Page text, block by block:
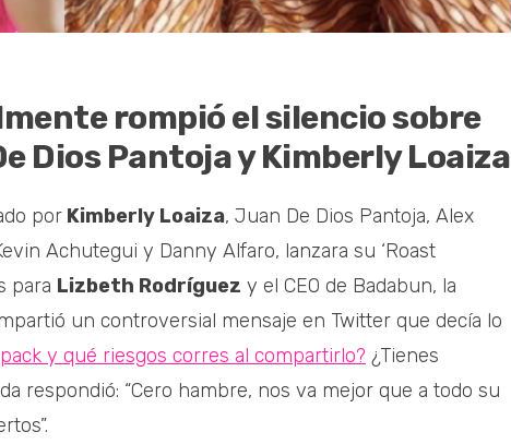
rompió el silencio sobre
Dios Pantoja y Kimberly Loaiza
por Kimberly Loaiza, Juan De Dios Pantoja, Alex
Achutegui y Danny Alfaro, lanzara su ‘Roast
para Lizbeth Rodríguez y el CEO de Badabun, la
un controversial mensaje en Twitter que decía lo
y qué riesgos corres al compartirlo? ¿Tienes
respondió: “Cero hambre, nos va mejor que a todo su